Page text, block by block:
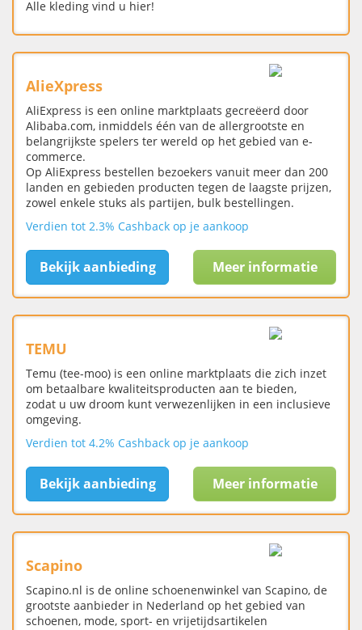
Alle kleding vind u hier!
AlieXpress
AliExpress is een online marktplaats gecreëerd door
Alibaba.com, inmiddels één van de allergrootste en
belangrijkste spelers ter wereld op het gebied van e-
commerce.
Op AliExpress bestellen bezoekers vanuit meer dan 200
landen en gebieden producten tegen de laagste prijzen,
zowel enkele stuks als partijen, bulk bestellingen.
Verdien tot 2.3% Cashback op je aankoop
Bekijk aanbieding Meer informatie
TEMU
Temu (tee-moo) is een online marktplaats die zich inzet
om betaalbare kwaliteitsproducten aan te bieden,
zodat u uw droom kunt verwezenlijken in een inclusieve
omgeving.
Verdien tot 4.2% Cashback op je aankoop
Bekijk aanbieding Meer informatie
Scapino
Scapino.nl is de online schoenenwinkel van Scapino, de
grootste aanbieder in Nederland op het gebied van
schoenen, mode, sport- en vrijetijdsartikelen